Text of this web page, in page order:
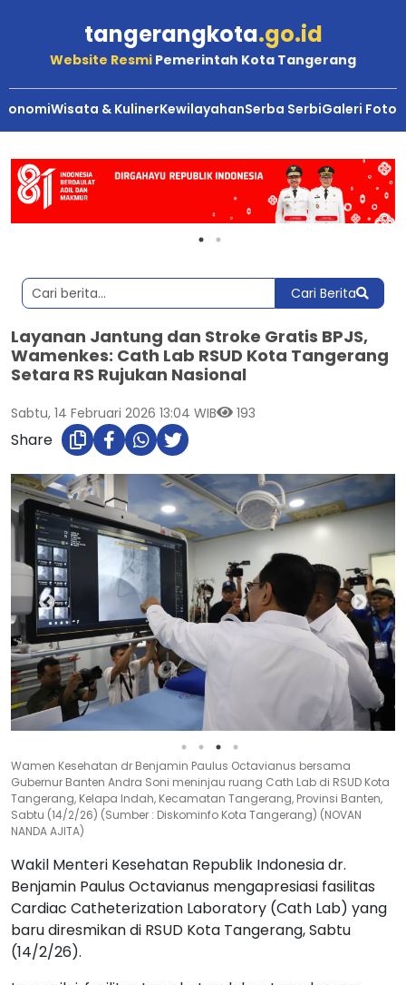
tangerangkota.go.id
Website Resmi Pemerintah Kota Tangerang
Wisata & KulinerKewilayahanSerba SerbiGaleri Foto
Cari Berita
Layanan Jantung dan Stroke Gratis BPJS,
Wamenkes: Cath Lab RSUD Kota Tangerang
Setara RS Rujukan Nasional
Sabtu, 14 Februari 2026 13:04 WIB 193
Share
Wamen Kesehatan dr Benjamin Paulus Octavianus bersama
Gubernur Banten Andra Soni meninjau ruang Cath Lab di RSUD Kota
Tangerang, Kelapa Indah, Kecamatan Tangerang, Provinsi Banten,
Sabtu (14/2/26) (Sumber : Diskominfo Kota Tangerang) (NOVAN
NANDA AJITA)
Wakil Menteri Kesehatan Republik Indonesia dr.
Benjamin Paulus Octavianus mengapresiasi fasilitas
Cardiac Catheterization Laboratory (Cath Lab) yang
baru diresmikan di RSUD Kota Tangerang, Sabtu
(14/2/26).